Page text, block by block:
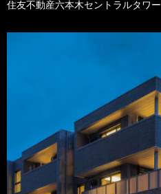
住友不動産六本木セントラルタワー